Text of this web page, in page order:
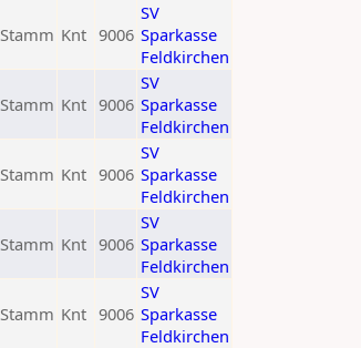
Stamm Knt 9006
SV
Sparkasse
Feldkirchen
Stamm Knt 9006
SV
Sparkasse
Feldkirchen
Stamm Knt 9006
SV
Sparkasse
Feldkirchen
Stamm Knt 9006
SV
Sparkasse
Feldkirchen
Stamm Knt 9006
SV
Sparkasse
Feldkirchen